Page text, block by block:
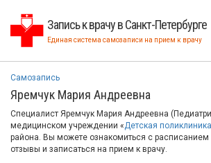
Запись к врачу в Санкт-Петербурге
Единая система самозаписи на прием к врачу
Самозапись
Яремчук Мария Андреевна
Специалист Яремчук Мария Андреевна
медицинском учреждении «Детская
района. Вы можете ознакомиться с расписанием
отзывы и записаться на прием к врачу.